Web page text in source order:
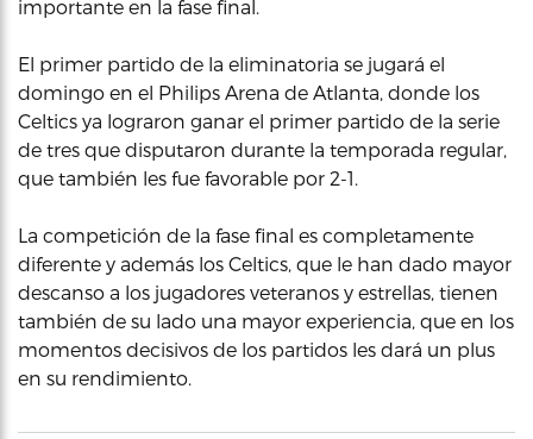
importante en la fase final.
El primer partido de la eliminatoria se jugará el
domingo en el Philips Arena de Atlanta, donde los
Celtics ya lograron ganar el primer partido de la serie
de tres que disputaron durante la temporada regular,
que también les fue favorable por 2-1.
La competición de la fase final es completamente
diferente y además los Celtics, que le han dado mayor
descanso a los jugadores veteranos y estrellas, tienen
también de su lado una mayor experiencia, que en los
momentos decisivos de los partidos les dará un plus
en su rendimiento.